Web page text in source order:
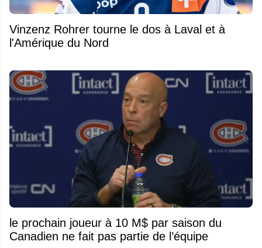
Vinzenz Rohrer tourne le dos à Laval et à
l'Amérique du Nord
le prochain joueur à 10 M$ par saison du
Canadien ne fait pas partie de l’équipe